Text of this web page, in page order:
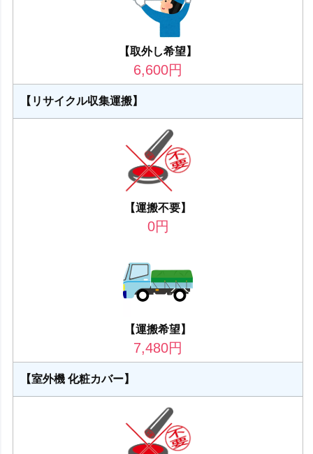
【取外し希望】
6,600円
【リサイクル収集運搬】
【運搬不要】
0円
【運搬希望】
7,480円
【室外機 化粧カバー】